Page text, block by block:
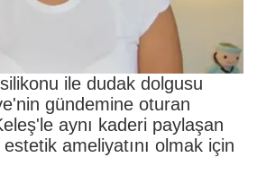
ile dudak dolgusu
gündemine oturan
aynı kaderi paylaşan
ameliyatını olmak için